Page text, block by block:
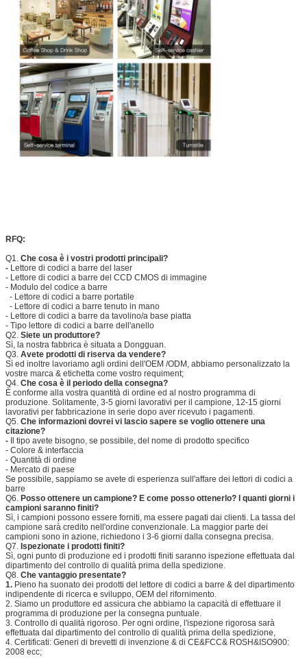
RFQ:
Q1. Che cosa è i vostri prodotti principali?
- Lettore di codici a barre del laser
- Lettore di codici a barre del CCD CMOS di immagine
- Modulo del codice a barre
- Lettore di codici a barre portatile
- Lettore di codici a barre tenuto in mano
- Lettore di codici a barre da tavolino/a base piatta
- Tipo lettore di codici a barre dell'anello
Q2. Siete un produttore?
Sì, la nostra fabbrica è situata a Dongguan.
Q3. Avete prodotti di riserva da vendere?
Sì ed inoltre lavoriamo agli ordini dell'OEM /ODM, abbiamo personalizzato la
vostre marca & etichetta come vostro requiment;
Q4. Che cosa è il periodo della consegna?
È conforme alla vostra quantità di ordine ed al nostro programma di
produzione. Solitamente, 3-5 giorni lavorativi per il campione, 12-15 giorni
lavorativi per fabbricazione in serie dopo aver ricevuto i pagamenti.
Q5. Che informazioni dovrei vi lascio sapere se voglio ottenere una
citazione?
-
Il tipo avete bisogno, se possibile, del nome di prodotto specifico
- Colore & interfaccia
- Quantità di ordine
- Mercato di paese
Se possibile, sappiamo se avete di esperienza sull'affare dei lettori di codici a
barre
Q6. Posso ottenere un campione? E come posso ottenerlo? I quanti giorni i
campioni saranno finiti?
Sì, i campioni possono essere forniti, ma essere pagati dai clienti. La tassa del
campione sarà credito nell'ordine convenzionale. La maggior parte dei
campioni sono in azione, richiedono i 3-6 giorni dalla consegna precisa.
Q7. Ispezionate i prodotti finiti?
Sì, ogni punto di produzione ed i prodotti finiti saranno ispezione effettuata dal
dipartimento del controllo di qualità prima della spedizione.
Q8. Che vantaggio presentate?
1. Pieno ha suonato dei prodotti del lettore di codici a barre & del dipartimento
indipendente di ricerca e sviluppo, OEM del rifornimento.
2. Siamo un produttore ed assicura che abbiamo la capacità di effettuare il
programma di produzione per la consegna puntuale.
3. Controllo di qualità rigoroso. Per ogni ordine, l'ispezione rigorosa sarà
effettuata dal dipartimento del controllo di qualità prima della spedizione,
4. Certificati: Generi di brevetti di invenzione & di CE&FCC& ROSH&ISO900:
2008 ecc;